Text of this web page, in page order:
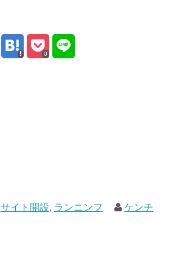
0
サイト開設, ランニンフ ケンチ